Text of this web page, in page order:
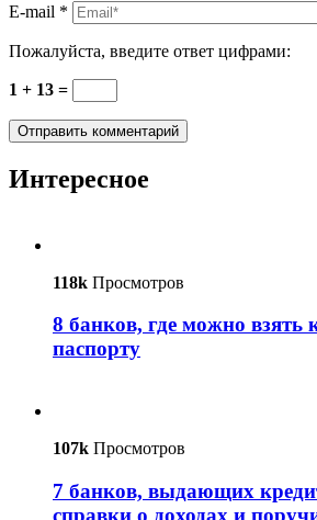
E-mail *
Пожалуйста, введите ответ цифрами:
1 + 13 =
Интересное
118k Просмотров
8 банков, где можно взять
паспорту
107k Просмотров
7 банков, выдающих
справки о доходах и